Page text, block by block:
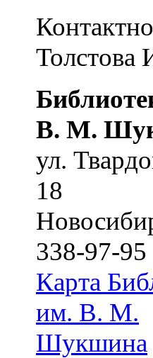
Толстова
В. М.
ул.
18
338-97-95
Карта
им. В. М.
Шукшина